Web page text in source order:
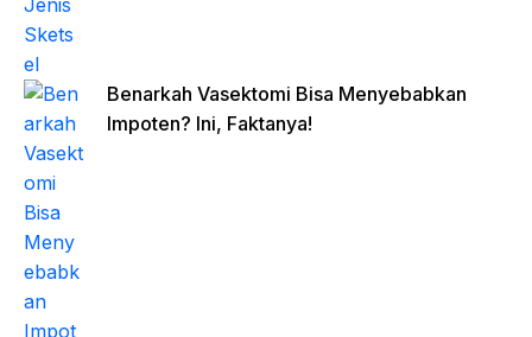
Benarkah Vasektomi Bisa Menyebabkan
Impoten? Ini, Faktanya!